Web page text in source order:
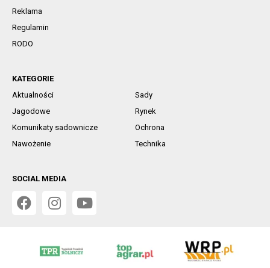
Reklama
Regulamin
RODO
KATEGORIE
Aktualności
Sady
Jagodowe
Rynek
Komunikaty sadownicze
Ochrona
Nawożenie
Technika
SOCIAL MEDIA